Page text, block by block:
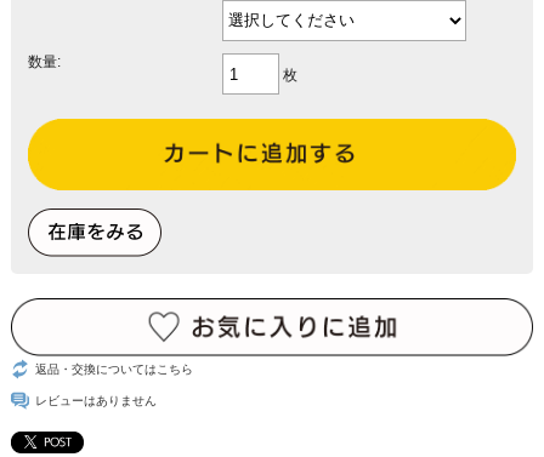
数量:
枚
返品・交換についてはこちら
レビューはありません